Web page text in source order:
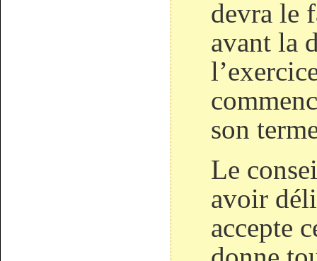
devra le
avant la
son
Le
avoir
accepte